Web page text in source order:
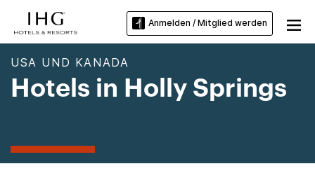
Anmelden / Mitglied werden
USA UND KANADA
Hotels in Holly Springs